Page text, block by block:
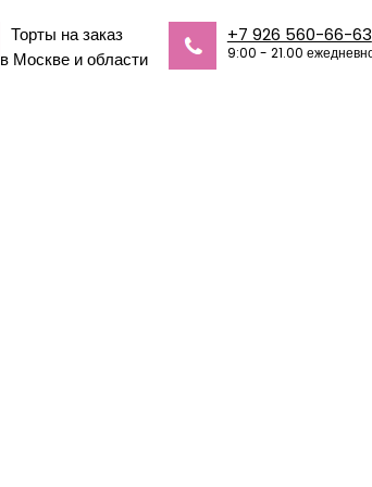
+7 926 560-66-63
9:00 - 21.00
Торты на заказ
в Москве и области